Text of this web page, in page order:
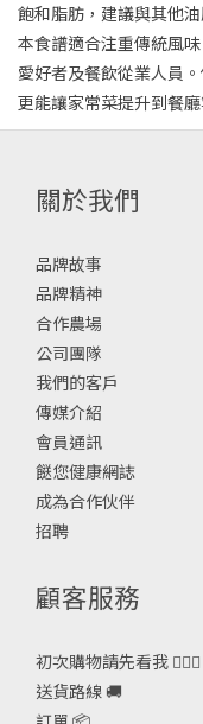
飽和脂肪，建議與其他
本食譜適合注重傳統風
愛好者及餐飲從業人員
更能讓家常菜提升到餐廳
關於我們
品牌故事
品牌精神
合作農場
公司團隊
我們的客戶
傳媒介紹
會員通訊
餸您健康網誌
成為合作伙伴
招聘
顧客服務
初次購物請先看我 🙋🏻‍♀️
送貨路線 🚚